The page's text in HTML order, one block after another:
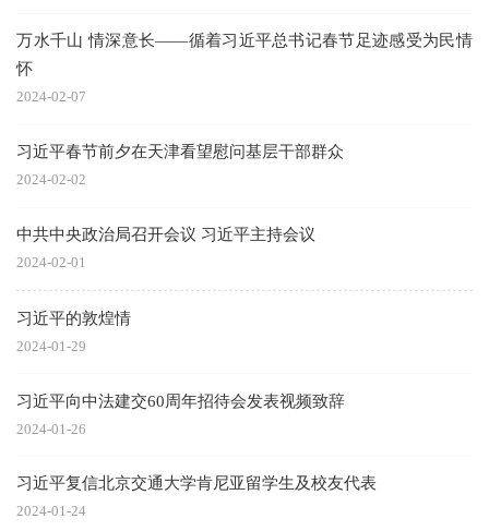
万水千山 情深意长——循着习近平总书记春节足迹感受为民情
怀
2024-02-07
习近平春节前夕在天津看望慰问基层干部群众
2024-02-02
中共中央政治局召开会议 习近平主持会议
2024-02-01
习近平的敦煌情
2024-01-29
习近平向中法建交60周年招待会发表视频致辞
2024-01-26
习近平复信北京交通大学肯尼亚留学生及校友代表
2024-01-24